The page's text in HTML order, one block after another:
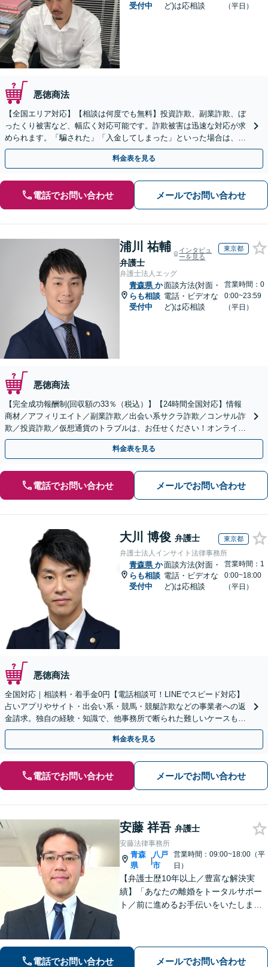
受付中
ど)は応相談
（平日）
悪徳商法
【全国エリア対応】【相談は何度でも無料】投資詐欺、副業詐欺、ぼ
ったくり被害など、幅広く対応可能です。詐欺被害は迅速な対応が求
められます。「騙された」「入金してしまった」といった場合は、お
早めにご相談ください。【電話・メール・WEB相談可】
料金表を見る
電話でお問い合わせ メールでお問い合わせ
浦川 祐輔
弁護士
インタビュ
ーを見る
東京都
弁護士法人エッグ
青森県 か
らも相談
受付中
面談方法(対面・
電話・ビデオな
ど)は応相談
営業時間：0
0:00~23:59
（平日）
悪徳商法
【完全成功報酬制(回収額の33％（税込）】【24時間全国対応】情報
商材／アフィリエイト／副業詐欺／出会い系サクラ詐欺／コンサル詐
欺／投資詐欺／仮想通貨のトラブルは、お任せください！オンライン
のみで解決も可能！
料金表を見る
電話でお問い合わせ メールでお問い合わせ
大川 博俊 弁護士 東京都
弁護士法人インサイト法律事務所
青森県 か
らも相談
受付中
面談方法(対面・
電話・ビデオな
ど)は応相談
営業時間：1
0:00~18:00
（平日）
悪徳商法
全国対応｜相談料・着手金0円【電話相談可！LINEでスピード対応】
占いアプリやサイト・出会い系・競馬・競艇詐欺などの事業者への返
金請求。独自の経験・知識で、他事務所で断られた難しいケースも解
決に導いた実績あり。まずはお気軽にご相談ください
料金表を見る
電話でお問い合わせ メールでお問い合わせ
安藤 祥吾 弁護士
安藤法律事務所
青森
県
|
八戸
市
営業時間：09:00~18:00（平
日）
【弁護士歴10年以上／豊富な解決実
績】「あなたの離婚をトータルサポー
ト／前に進めるお手伝いをいたしま
い」【秘密厳守】【休日・夜間相談あ
電話でお問い合わせ メールでお問い合わせ